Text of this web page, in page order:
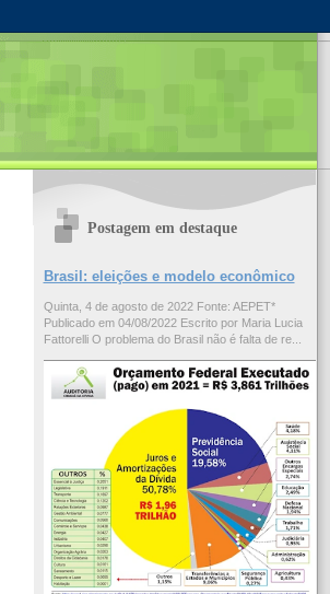
Postagem em destaque
Brasil: eleições e modelo econômico
Quinta, 4 de agosto de 2022 Fonte: AEPET*
Publicado em 04/08/2022 Escrito por Maria Lucia
Fattorelli O problema do Brasil não é falta de re...